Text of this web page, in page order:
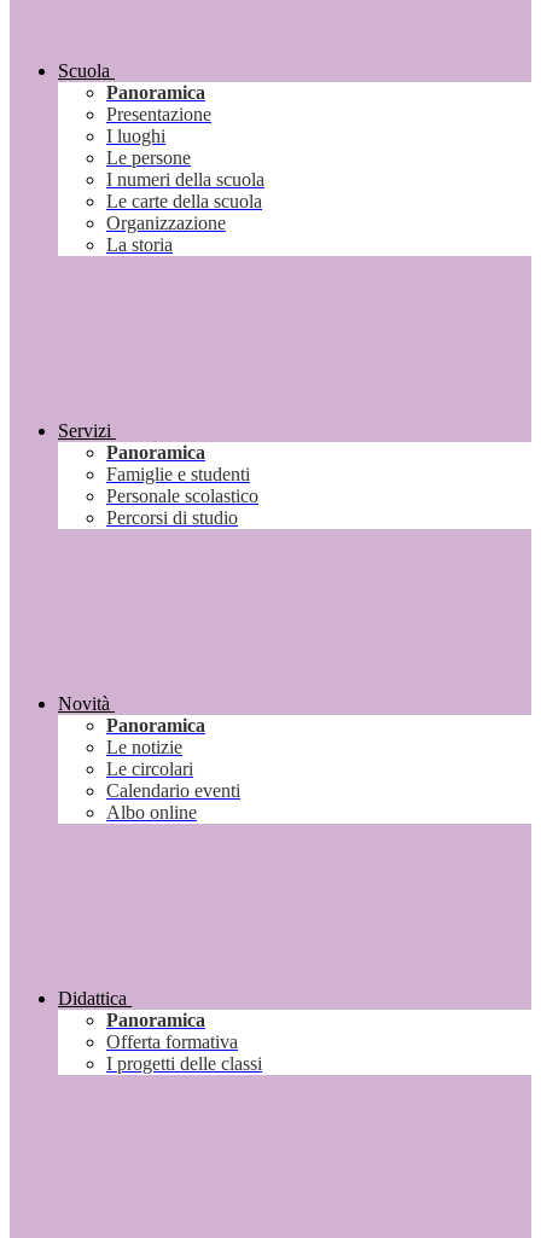
Scuola
Panoramica
Presentazione
I luoghi
Le persone
I numeri della scuola
Le carte della scuola
Organizzazione
La storia
Servizi
Panoramica
Famiglie e studenti
Personale scolastico
Percorsi di studio
Novità
Panoramica
Le notizie
Le circolari
Calendario eventi
Albo online
Didattica
Panoramica
Offerta formativa
I progetti delle classi